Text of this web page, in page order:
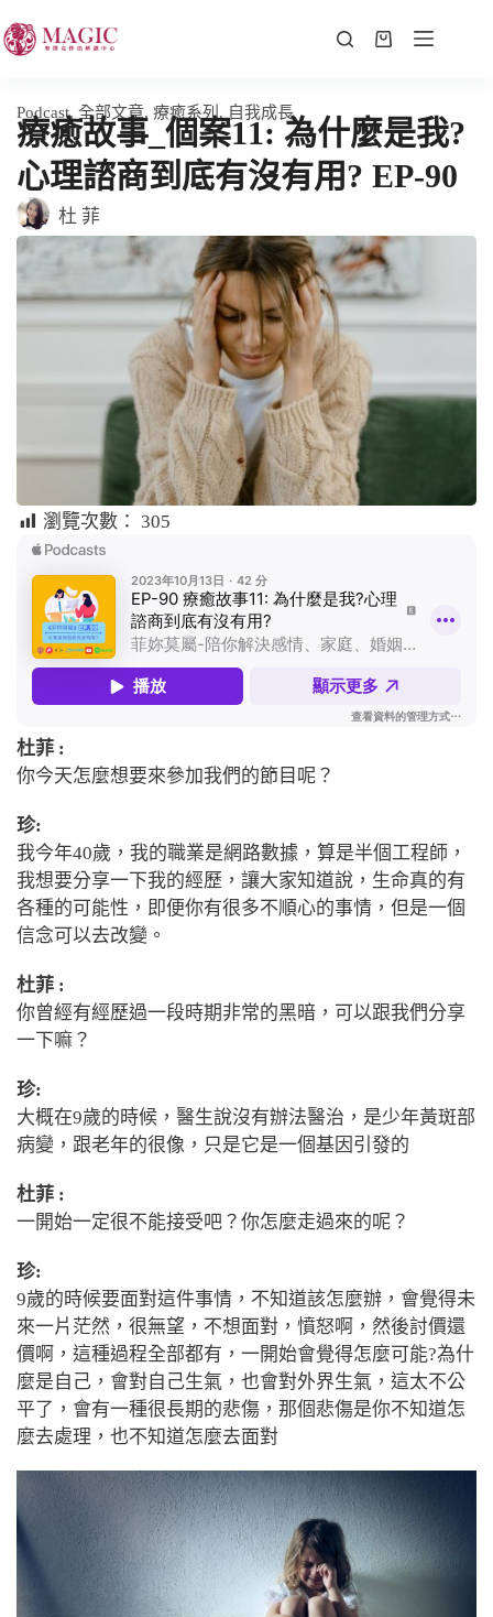
Podcast, 全部文章, 療癒系列, 自我成長
療癒故事_個案11: 為什麼是我?
心理諮商到底有沒有用? EP-90
杜 菲
瀏覽次數： 305
杜菲 :
你今天怎麼想要來參加我們的節目呢？
珍:
我今年40歲，我的職業是網路數據，算是半個工程師，
我想要分享一下我的經歷，讓大家知道說，生命真的有
各種的可能性，即便你有很多不順心的事情，但是一個
信念可以去改變。
杜菲 :
你曾經有經歷過一段時期非常的黑暗，可以跟我們分享
一下嘛？
珍:
大概在9歲的時候，醫生說沒有辦法醫治，是少年黃斑部
病變，跟老年的很像，只是它是一個基因引發的
杜菲 :
一開始一定很不能接受吧？你怎麼走過來的呢？
珍:
9歲的時候要面對這件事情，不知道該怎麼辦，會覺得未
來一片茫然，很無望，不想面對，憤怒啊，然後討價還
價啊，這種過程全部都有，一開始會覺得怎麼可能?為什
麼是自己，會對自己生氣，也會對外界生氣，這太不公
平了，會有一種很長期的悲傷，那個悲傷是你不知道怎
麼去處理，也不知道怎麼去面對